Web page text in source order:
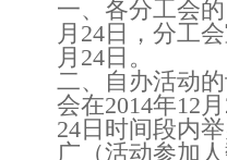
一、各分工会
月24日，分工
月24日。
二、自办活动
会在2014年12
24日时间段内
广（活动参加